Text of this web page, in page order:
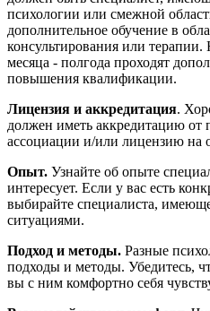
психологии или смежной
дополнительное обучение в
консультирования или
месяца - полгода проходят
повышения квалификации.
Лицензия и аккредитация.
должен иметь аккредитацию от
ассоциации и/или лицензию на
Опыт. Узнайте об опыте
интересует. Если у вас есть
выбирайте специалиста,
ситуациями.
Подход и методы. Разные
подходы и методы. Убедитесь,
вы с ним комфортно себя